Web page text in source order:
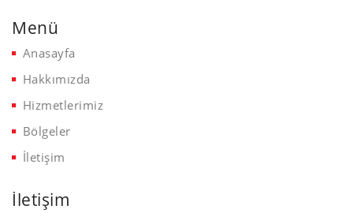
Menü
Anasayfa
Hakkımızda
Hizmetlerimiz
Bölgeler
İletişim
İletişim